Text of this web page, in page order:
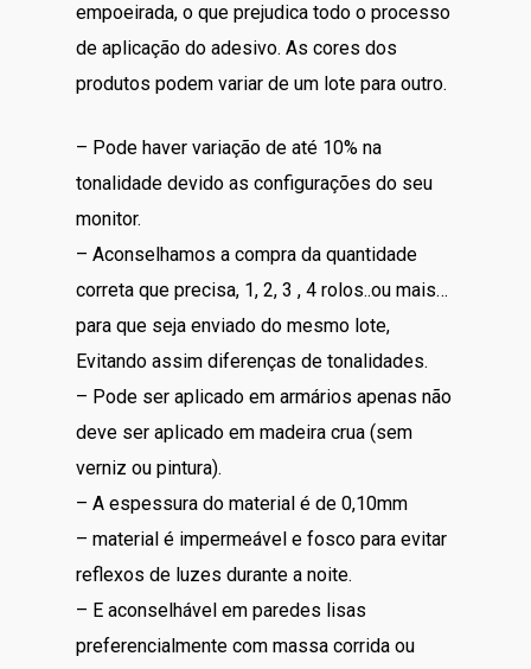
empoeirada, o que prejudica todo o processo
de aplicação do adesivo. As cores dos
produtos podem variar de um lote para outro.
– Pode haver variação de até 10% na
tonalidade devido as configurações do seu
monitor.
– Aconselhamos a compra da quantidade
correta que precisa, 1, 2, 3 , 4 rolos..ou mais…
para que seja enviado do mesmo lote,
Evitando assim diferenças de tonalidades.
– Pode ser aplicado em armários apenas não
deve ser aplicado em madeira crua (sem
verniz ou pintura).
– A espessura do material é de 0,10mm
– material é impermeável e fosco para evitar
reflexos de luzes durante a noite.
– E aconselhável em paredes lisas
preferencialmente com massa corrida ou